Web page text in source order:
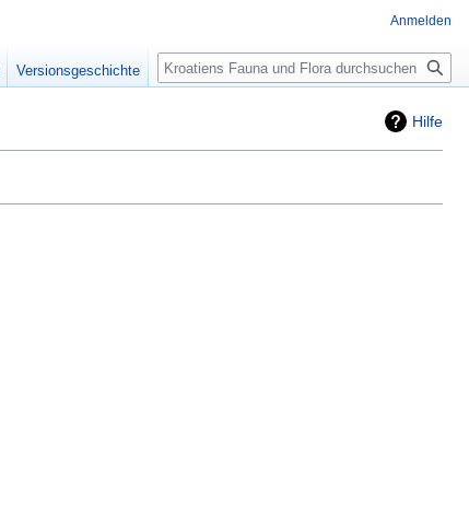
Hilfe
Anmelden
Versionsgeschichte Suche